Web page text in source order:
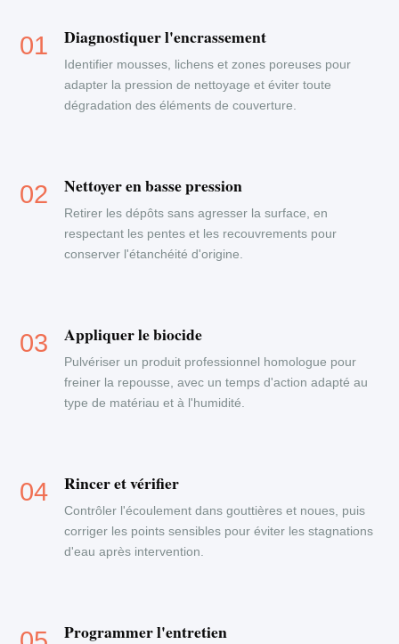
Diagnostiquer l'encrassement
Identifier mousses, lichens et zones poreuses pour
adapter la pression de nettoyage et éviter toute
dégradation des éléments de couverture.
Nettoyer en basse pression
Retirer les dépôts sans agresser la surface, en
respectant les pentes et les recouvrements pour
conserver l'étanchéité d'origine.
Appliquer le biocide
Pulvériser un produit professionnel homologue pour
freiner la repousse, avec un temps d'action adapté au
type de matériau et à l'humidité.
Rincer et vérifier
Contrôler l'écoulement dans gouttières et noues, puis
corriger les points sensibles pour éviter les stagnations
d'eau après intervention.
Programmer l'entretien